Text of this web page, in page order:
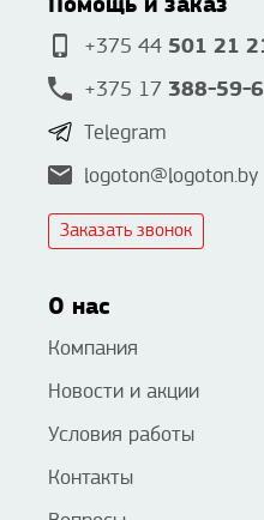
+375 44 501 21
+375 17 388-59-
Telegram
logoton@logoton.by
Заказать звонок
О нас
Компания
Новости и акции
Условия работы
Контакты